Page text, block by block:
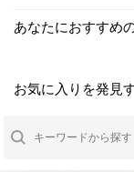
あなたにおすすめ
お気に入りを発見